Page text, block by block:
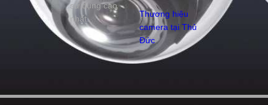
sử dụng cao
nhất.
Thương hiệu
camera tại Thủ
Đức